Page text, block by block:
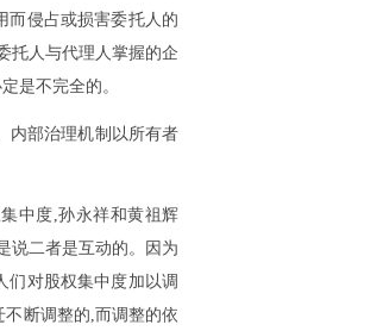
而侵占或损害委托人的
托人与代理人掌握的企
是不完全的。
内部治理机制以所有者
中度,孙永祥和黄祖辉
说二者是互动的。因为
们对股权集中度加以调
断调整的,而调整的依